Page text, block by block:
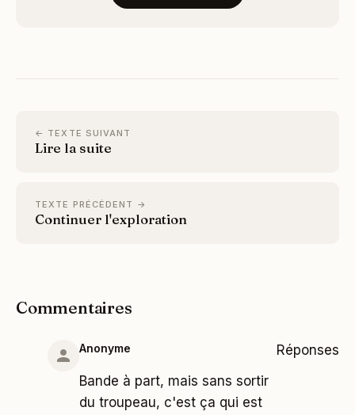
← TEXTE SUIVANT
Lire la suite
TEXTE PRÉCÉDENT →
Continuer l'exploration
Commentaires
Anonyme
Bande à part, mais sans sortir
du troupeau, c'est ça qui est
Réponses